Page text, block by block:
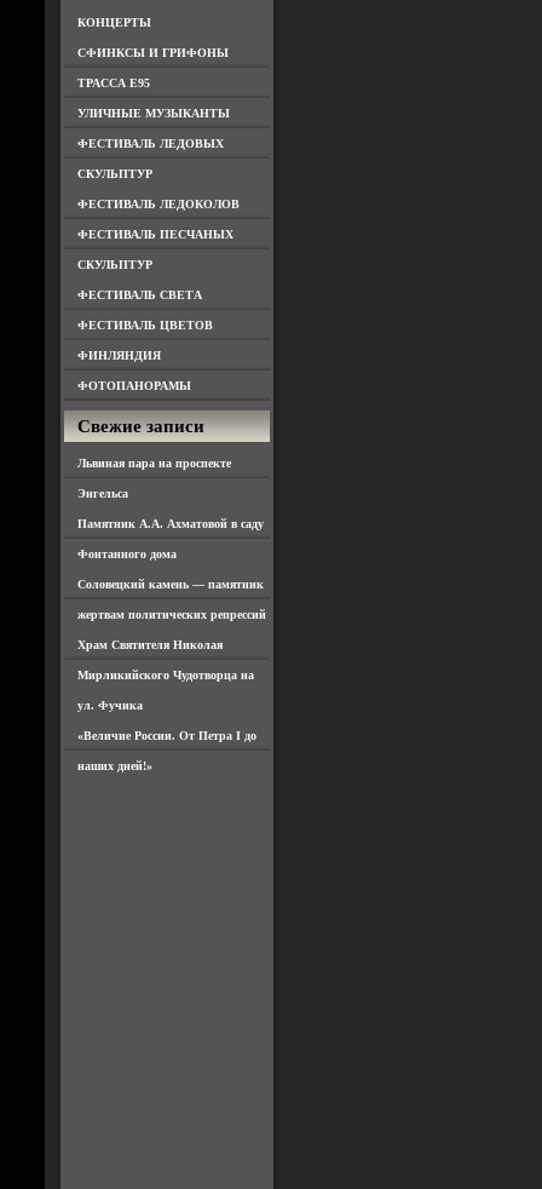
КОНЦЕРТЫ
СФИНКСЫ И ГРИФОНЫ
ТРАССА Е95
УЛИЧНЫЕ МУЗЫКАНТЫ
ФЕСТИВАЛЬ ЛЕДОВЫХ
СКУЛЬПТУР
ФЕСТИВАЛЬ ЛЕДОКОЛОВ
ФЕСТИВАЛЬ ПЕСЧАНЫХ
СКУЛЬПТУР
ФЕСТИВАЛЬ СВЕТА
ФЕСТИВАЛЬ ЦВЕТОВ
ФИНЛЯНДИЯ
ФОТОПАНОРАМЫ
Свежие записи
Львиная пара на проспекте
Энгельса
Памятник А.А. Ахматовой в саду
Фонтанного дома
Соловецкий камень — памятник
жертвам политических репрессий
Храм Святителя Николая
Мирликийского Чудотворца на
ул. Фучика
«Величие России. От Петра I до
наших дней!»